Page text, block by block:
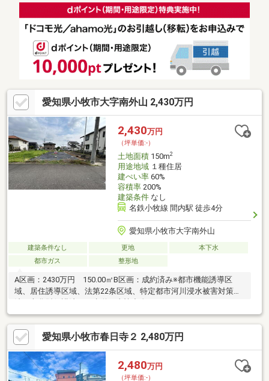
愛知県小牧市大字南外山 2,430万円
2,430万円
（坪単価:-）
土地面積150m2
用途地域１種住居
建ぺい率60%
容積率200%
建築条件なし
名鉄小牧線 間内駅 徒歩4分
愛知県小牧市大字南外山
建築条件なし 更地
本下水
都市ガス
整形地
A区画：2430万円 150.00㎡B区画：成約済み※都市機能誘導区
域、居住誘導区域、法第22条区域、特定都市河川浸水被害対策
愛知県小牧市春日寺２ 2,480万円
2,480万円
（坪単価:-）